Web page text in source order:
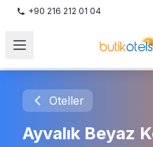
+90 216 212 01 04
Oteller
Ayvalık Beyaz